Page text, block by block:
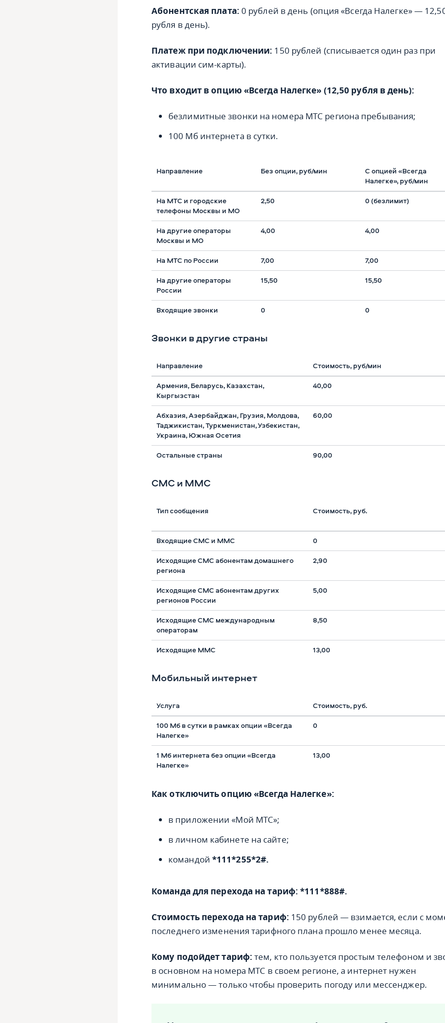
Абонентская плата: 0 рублей в день (опция «Всегда Налегке» —
рубля в день).
Платеж при подключении: 150 рублей (списывается один раз при
активации сим-карты).
Что входит в опцию «Всегда Налегке» (12,50 рубля в день):
безлимитные звонки на номера МТС региона пребывания;
100 Мб интернета в сутки.
Направление Без опции, руб/мин
С опцией «Всегда
Налегке», руб/мин
На МТС и городские
телефоны Москвы и МО
2,50 0 (безлимит)
На другие операторы
Москвы и МО
4,00 4,00
На МТС по России 7,00 7,00
На другие операторы
России
15,50 15,50
Входящие звонки 0 0
Звонки в другие страны
Направление Стоимость, руб/мин
Армения, Беларусь, Казахстан,
Кыргызстан
40,00
Абхазия, Азербайджан, Грузия, Молдова,
Таджикистан, Туркменистан, Узбекистан,
Украина, Южная Осетия
60,00
Остальные страны 90,00
СМС и ММС
Тип сообщения Стоимость, руб.
Входящие СМС и ММС 0
Исходящие СМС абонентам домашнего
региона
2,90
Исходящие СМС абонентам других
регионов России
5,00
Исходящие СМС международным
операторам
8,50
Исходящие ММС 13,00
Мобильный интернет
Услуга Стоимость, руб.
100 Мб в сутки в рамках опции «Всегда
Налегке»
0
1 Мб интернета без опции «Всегда
Налегке»
13,00
Как отключить опцию «Всегда Налегке»:
в приложении «Мой МТС»;
в личном кабинете на сайте;
командой *111*255*2#.
Команда для перехода на тариф: *111*888#.
Стоимость перехода на тариф: 150 рублей — взимается, если с
последнего изменения тарифного плана прошло менее месяца.
Кому подойдет тариф: тем, кто пользуется простым телефоном и
в основном на номера МТС в своем регионе, а интернет нужен
минимально — только чтобы проверить погоду или мессенджер.